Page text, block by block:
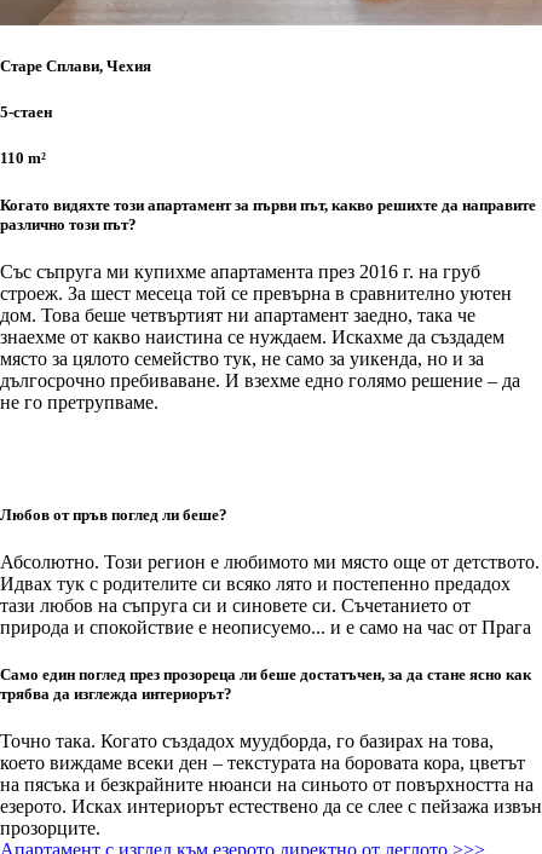
Старе Сплави, Чехия
5-стаен
110 m²
Когато видяхте този апартамент за първи път, какво решихте да направите
различно този път?
Със съпруга ми купихме апартамента през 2016 г. на груб
строеж. За шест месеца той се превърна в сравнително уютен
дом. Това беше четвъртият ни апартамент заедно, така че
знаехме от какво наистина се нуждаем. Искахме да създадем
място за цялото семейство тук, не само за уикенда, но и за
дългосрочно пребиваване. И взехме едно голямо решение – да
не го претрупваме.
Любов от пръв поглед ли беше?
Абсолютно. Този регион е любимото ми място още от детството.
Идвах тук с родителите си всяко лято и постепенно предадох
тази любов на съпруга си и синовете си. Съчетанието от
природа и спокойствие е неописуемо... и е само на час от Прага
Само един поглед през прозореца ли беше достатъчен, за да стане ясно как
трябва да изглежда интериорът?
Точно така. Когато създадох муудборда, го базирах на това,
което виждаме всеки ден – текстурата на боровата кора, цветът
на пясъка и безкрайните нюанси на синьото от повърхността на
езерото. Исках интериорът естествено да се слее с пейзажа извън
прозорците.